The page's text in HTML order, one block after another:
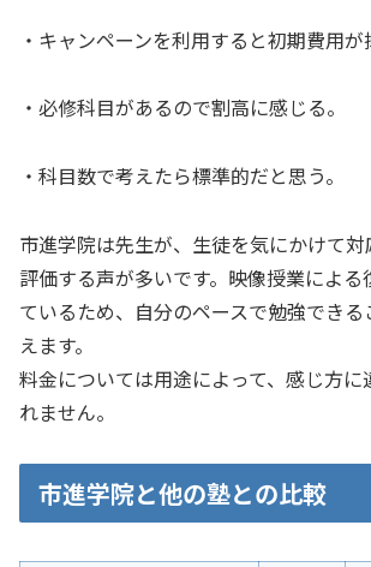
・キャンペーンを利用すると初期費用が
・必修科目があるので割高に感じる。
・科目数で考えたら標準的だと思う。
市進学院は先生が、生徒を気にかけて
評価する声が多いです。映像授業による
ているため、自分のペースで勉強でき
えます。
料金については用途によって、感じ方に
れません。
市進学院と他の塾との比較